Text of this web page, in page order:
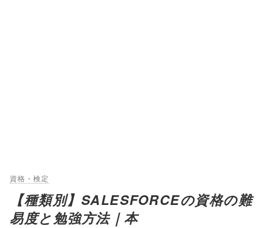
資格・検定
【種類別】SALESFORCEの資格の難
易度と勉強方法｜本